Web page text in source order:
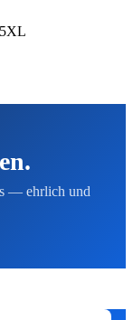
— ehrlich und